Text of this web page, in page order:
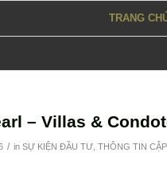
TRANG
– Villas &
/ in SỰ KIỆN ĐẦU TƯ THÔNG TIN